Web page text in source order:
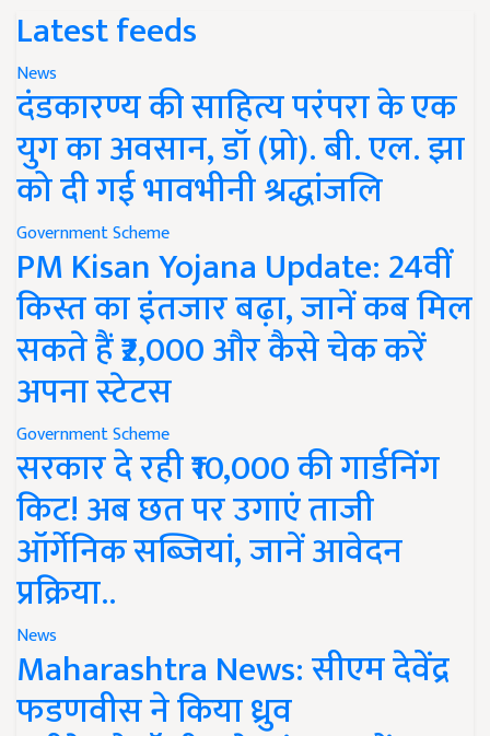
Latest feeds
News
दंडकारण्य की साहित्य परंपरा के एक
युग का अवसान, डॉ (प्रो). बी. एल. झा
को दी गई भावभीनी श्रद्धांजलि
Government Scheme
PM Kisan Yojana Update: 24वीं
किस्त का इंतजार बढ़ा, जानें कब मिल
सकते हैं ₹2,000 और कैसे चेक करें
अपना स्टेटस
Government Scheme
सरकार दे रही ₹10,000 की गार्डनिंग
किट! अब छत पर उगाएं ताजी
ऑर्गेनिक सब्जियां, जानें आवेदन
प्रक्रिया..
News
Maharashtra News: सीएम देवेंद्र
फडणवीस ने किया ध्रुव